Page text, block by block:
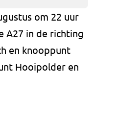
om 22 uur
A27 in de richting
en knooppunt
Hooipolder en